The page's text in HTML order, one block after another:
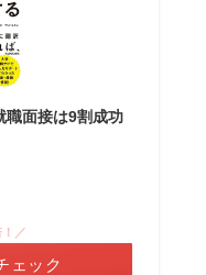
職面接は9割成功
／
ェック